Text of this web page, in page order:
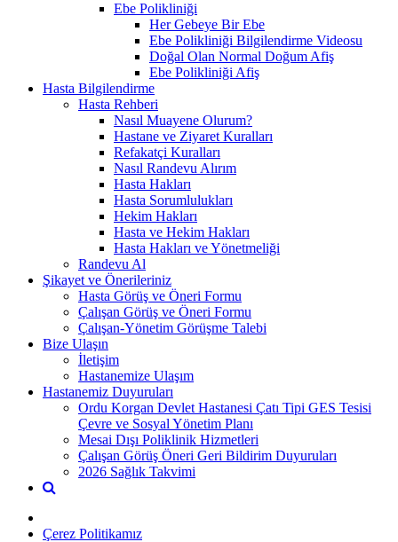
Ebe Polikliniği
Her Gebeye Bir Ebe
Ebe Polikliniği Bilgilendirme Videosu
Doğal Olan Normal Doğum Afiş
Ebe Polikliniği Afiş
Hasta Bilgilendirme
Hasta Rehberi
Nasıl Muayene Olurum?
Hastane ve Ziyaret Kuralları
Refakatçi Kuralları
Nasıl Randevu Alırım
Hasta Hakları
Hasta Sorumlulukları
Hekim Hakları
Hasta ve Hekim Hakları
Hasta Hakları ve Yönetmeliği
Randevu Al
Şikayet ve Önerileriniz
Hasta Görüş ve Öneri Formu
Çalışan Görüş ve Öneri Formu
Çalışan-Yönetim Görüşme Talebi
Bize Ulaşın
İletişim
Hastanemize Ulaşım
Hastanemiz Duyuruları
Ordu Korgan Devlet Hastanesi Çatı Tipi GES Tesisi
Çevre ve Sosyal Yönetim Planı
Mesai Dışı Poliklinik Hizmetleri
Çalışan Görüş Öneri Geri Bildirim Duyuruları
2026 Sağlık Takvimi
Çerez Politikamız